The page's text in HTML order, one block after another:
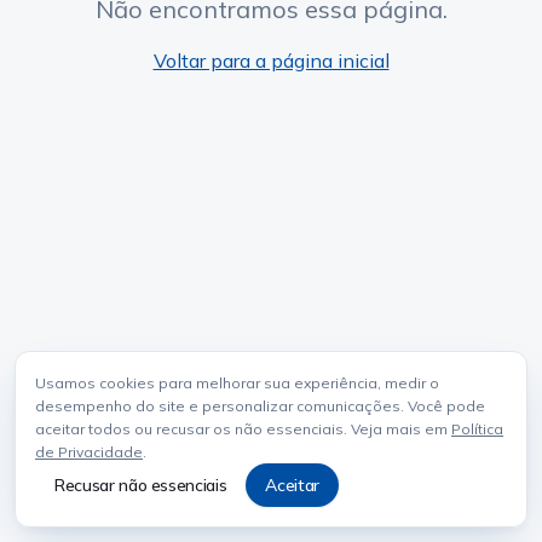
Usamos cookies para melhorar sua experiência, medir o
desempenho do site e personalizar comunicações. Você pode
aceitar todos ou recusar os não essenciais. Veja mais em Política
de Privacidade.
Recusar não essenciais Aceitar
Não encontramos essa página.
Voltar para a página inicial